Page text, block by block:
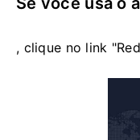
, clique no link